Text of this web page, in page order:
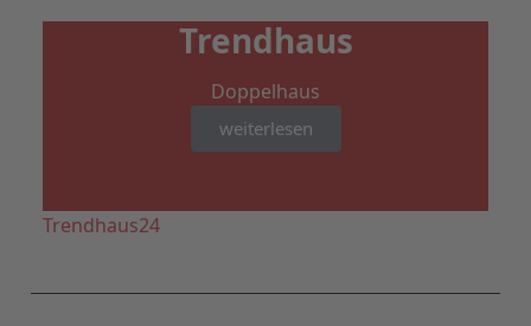
Trendhaus
Doppelhaus
weiterlesen
Trendhaus24